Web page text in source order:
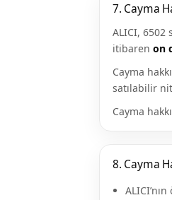
7. Cayma
ALICI, 6502
itibaren on
Cayma
satılabilir
Cayma
8. Cayma